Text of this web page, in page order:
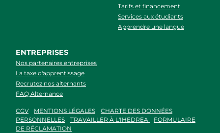
Tarifs et financement
Services aux étudiants
Apprendre une langue
ENTREPRISES
Nos partenaires entreprises
La taxe d'apprentissage
Recrutez nos alternants
FAQ Alternance
CGV MENTIONS LÉGALES
CHARTE DES DONNÉES
PERSONNELLES
TRAVAILLER À L'IHEDREA
FORMULAIRE
DE RÉCLAMATION